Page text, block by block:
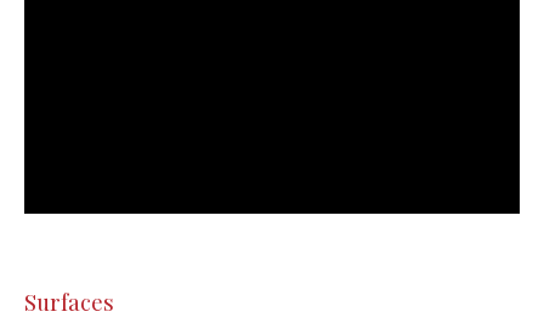
Surfaces